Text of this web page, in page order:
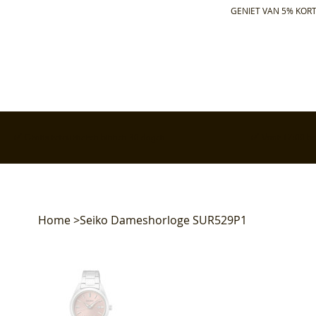
GENIET VAN 5%
Home>Seiko Dameshorloge SUR529P1